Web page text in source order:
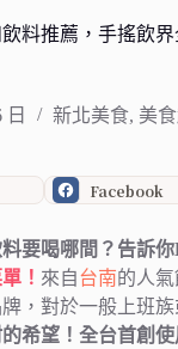
飲料推薦，手搖飲
日 新北美食, 美
Facebook
料要喝哪間？告訴
！ 來自台南的人氣
，對於一般上班
希望！全台首創